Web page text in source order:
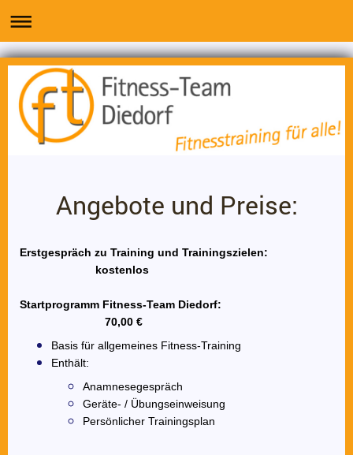
Angebote und Preise:
Erstgespräch zu Training und Trainingszielen:
kostenlos
Startprogramm Fitness-Team Diedorf:
70,00 €
Basis für allgemeines Fitness-Training
Enthält:
Anamnesegespräch
Geräte- / Übungseinweisung
Persönlicher Trainingsplan